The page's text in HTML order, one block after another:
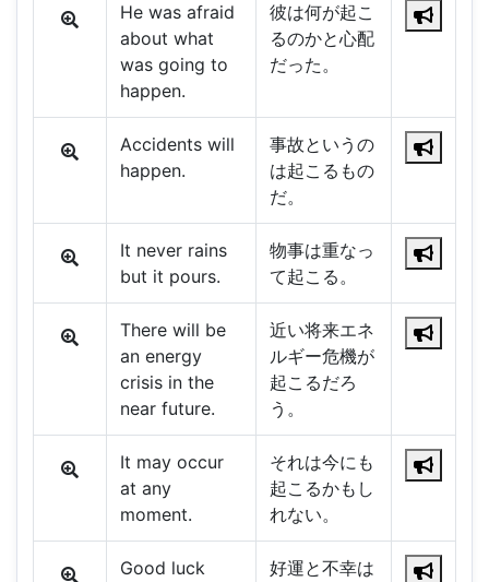
He was afraid
about what
was going to
happen.
彼は何が起こ
るのかと心配
だった。
Accidents will
happen.
事故というの
は起こるもの
だ。
It never rains
but it pours.
物事は重なっ
て起こる。
There will be
an energy
crisis in the
near future.
近い将来エネ
ルギー危機が
起こるだろ
う。
It may occur
at any
moment.
それは今にも
起こるかもし
れない。
Good luck
好運と不幸は